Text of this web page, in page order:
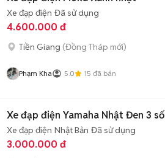
Xe đạp điện Đã sử dụng
4.600.000 đ
Tiền Giang (Đồng Tháp mới)
Phạm Kha 5.0 15 đã bán
Xe đạp điện Yamaha Nhật Đen 3 số
Xe đạp điện Nhật Bản Đã sử dụng
3.000.000 đ